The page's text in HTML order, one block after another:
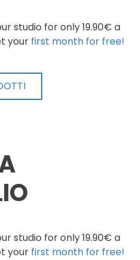
studio for only 19.90€ a
your first month for free!
studio for only 19.90€ a
your first month for free!